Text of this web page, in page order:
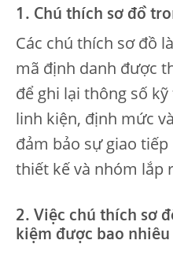
1. Chú thích sơ đồ
Các chú thích sơ đồ
mã định danh được
để ghi lại thông số
linh kiện, định mức
đảm bảo sự giao
thiết kế và nhóm lắp
2. Việc chú thích sơ
kiệm được bao